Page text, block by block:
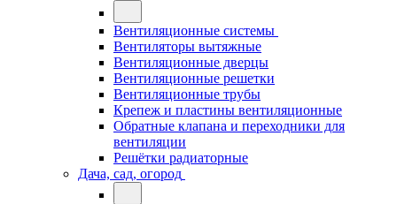
Вентиляционные системы
Вентиляторы вытяжные
Вентиляционные дверцы
Вентиляционные решетки
Вентиляционные трубы
Крепеж и пластины вентиляционные
Обратные клапана и переходники для
вентиляции
Решётки радиаторные
Дача, сад, огород